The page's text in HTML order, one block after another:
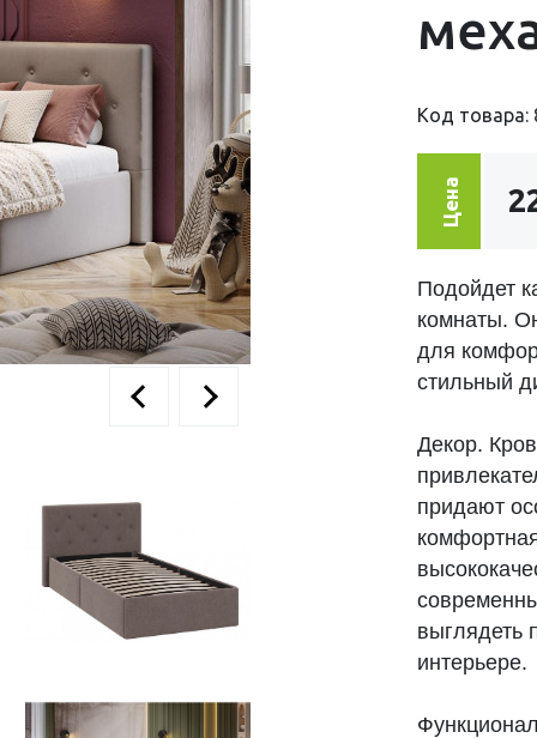
Код товара:
Цена
Подойдет
комнаты.
для
стильный
Декор.
придают
выглядеть
интерьере.